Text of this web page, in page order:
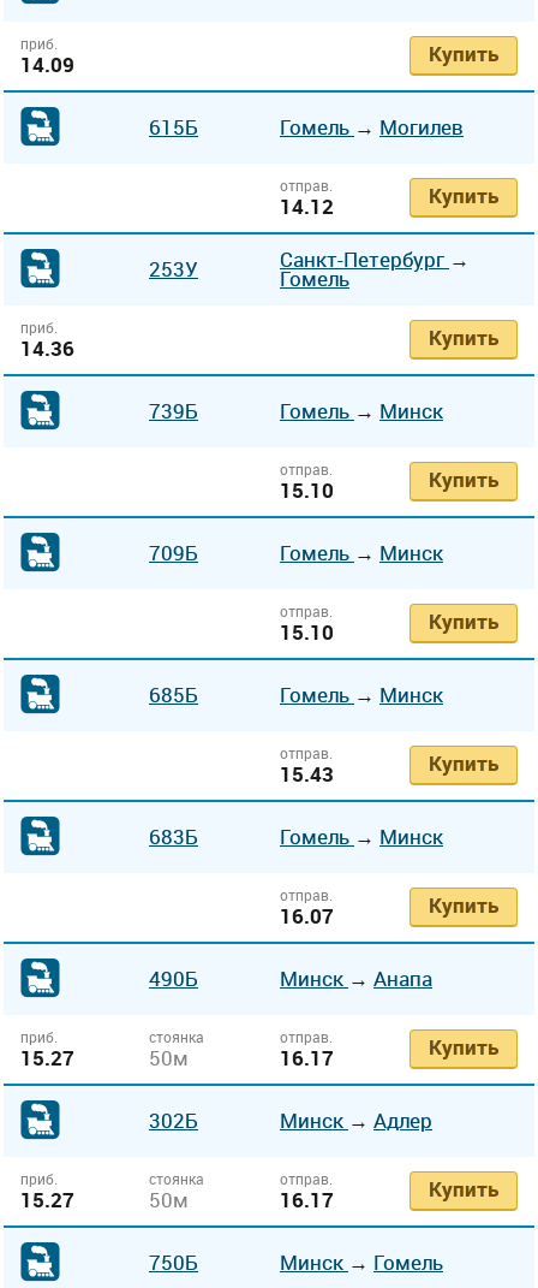
приб.
14.09 Купить
615Б Гомель → Могилев
отправ.
14.12 Купить
253У Санкт-Петербург →
Гомель
приб.
14.36 Купить
739Б Гомель → Минск
отправ.
15.10 Купить
709Б Гомель → Минск
отправ.
15.10 Купить
685Б Гомель → Минск
отправ.
15.43 Купить
683Б Гомель → Минск
отправ.
16.07 Купить
490Б Минск → Анапа
приб.
15.27
стоянка
50м
отправ.
16.17 Купить
302Б Минск → Адлер
приб.
15.27
стоянка
50м
отправ.
16.17 Купить
750Б Минск → Гомель